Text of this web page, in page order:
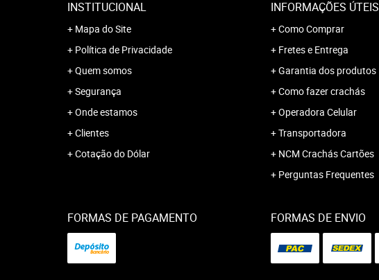
INSTITUCIONAL
Mapa do Site
Política de Privacidade
Quem somos
Segurança
Onde estamos
Clientes
Cotação do Dólar
INFORMAÇÕES ÚTEIS
Como Comprar
Fretes e Entrega
Garantia dos produtos
Como fazer crachás
Operadora Celular
Transportadora
NCM Crachás Cartões
Perguntas Frequentes
FORMAS DE PAGAMENTO FORMAS DE ENVIO